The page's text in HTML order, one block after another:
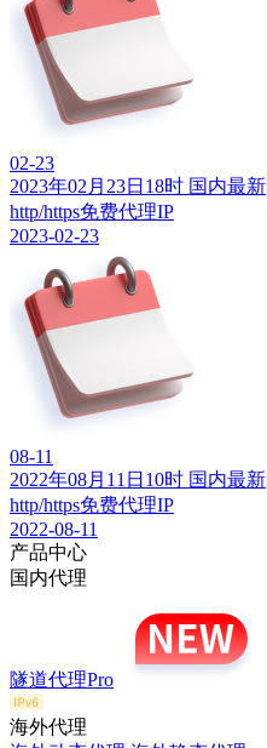
02-23
2023年02月23日18时 国内最新
http/https免费代理IP
2023-02-23
08-11
2022年08月11日10时 国内最新
http/https免费代理IP
2022-08-11
产品中心
国内代理
隧道代理Pro
海外代理